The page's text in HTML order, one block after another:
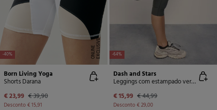
-40% E
X
C
L
U
SI
V
E
O
N
LI
N
E
Born Living Yoga
Shorts Darana
€ 23,99 € 39,90
Desconto€ 15,91
-64%
Dash and Stars
Leggings com estampado verde 4D STRECH comprimento 3/4
€ 15,99 € 44,99
Desconto€ 29,00